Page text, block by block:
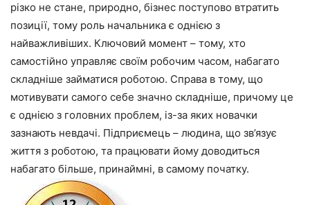
різко не стане, природно, бізнес поступово втратить
позиції, тому роль начальника є однією з
найважливіших. Ключовий момент – тому, хто
самостійно управляє своїм робочим часом, набагато
складніше займатися роботою. Справа в тому, що
мотивувати самого себе значно складніше, причому це
є однією з головних проблем, із-за яких новачки
зазнають невдачі. Підприємець – людина, що зв’язує
життя з роботою, та працювати йому доводиться
набагато більше, принаймні, в самому початку.